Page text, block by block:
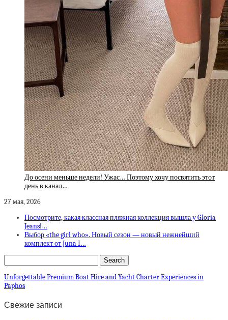
До осени меньше недели! Ужас… Поэтому хочу посвятить этот
день в канал…
27 мая, 2026
Посмотрите, какая классная пляжная коллекция вышла у Gloria
Jeans!…
Выбор «the girl who». Новый сезон — новый нежнейший
комплект от Juna I…
Unforgettable Premium Boat Hire and Yacht Charter Experiences in
Paphos
Свежие записи